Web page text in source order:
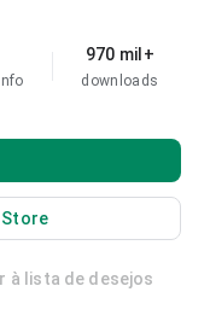
970 mil+
downloads
Store
à lista de desejos